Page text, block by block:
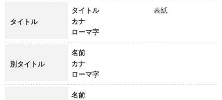
タイトル
タイトル
表紙
カナ
ローマ字
別タイトル
名前
カナ
ローマ字
名前